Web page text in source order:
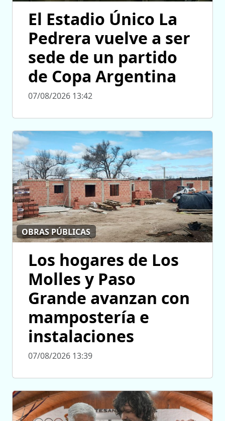
El Estadio Único La
Pedrera vuelve a ser
sede de un partido
de Copa Argentina
07/08/2026 13:42
OBRAS PÚBLICAS
Los hogares de Los
Molles y Paso
Grande avanzan con
mampostería e
instalaciones
07/08/2026 13:39